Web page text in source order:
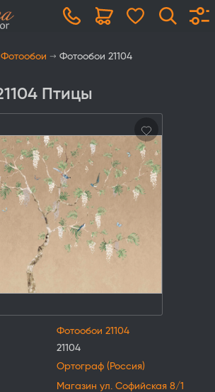
Фотообои Фотообои 21104
Птицы
Фотообои 21104
21104
Ортограф (Россия)
Магазин ул. Софийская 8/1